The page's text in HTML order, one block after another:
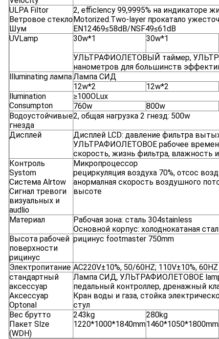
ULPA Filtor
Ветровое стекло
Шум
2, efficlency 99,9995% на индикаторе
Motorized.Two-layer прокатало
EN12469≤58dB/NSF49≤61dB
UVLamp
30w*1 30w*1
УЛЬТРАФИОЛЕТОВЫЙ таймер,
нанометров для большинств
llluminating лампаЛампа СИД
12w*2
12w*2
llumination
Consumpton
≥100OLux
760w
800w
Водоустойчивые
гнезда
2, общая нагрузка 2 гнезд: 500w
Дисплей
Дисплей LCD: давление фильтра
УЛЬТРАФИОЛЕТОВОЕ рабочее
скорость, жизнь фильтра, влажность
Контроль
Systom
Система Alrtow
Сигнал тревоги
визуальных и
audlio
Микропроцессор
рециркуляция воздуха 70%, отсос
анормалная скорость воздушного
высоте
Материал
Рабочая зона: сталь 304stainless
Основной корпус: холоднокатаная
Высота рабочей
поверхности
рицинус
рицинус footmaster 750mm
Электропитание AC220V±10%, 50/60HZ; 110V±10%, 60HZ
стандартный
аксессуар
Аксессуар
Optonal
Лампа СИД, УЛЬТРАФИОЛЕТОВОЕ
педальный контроллер, дренажный
Кран воды и газа, стойка
стул
Вес брутто
Пакет Slze
(WDH)
243kg
1220*1000*1840mm
280kg
1460*1050*1800mm